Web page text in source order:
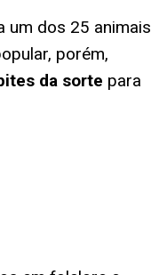
um dos 25 animais
porém,
da sorte para